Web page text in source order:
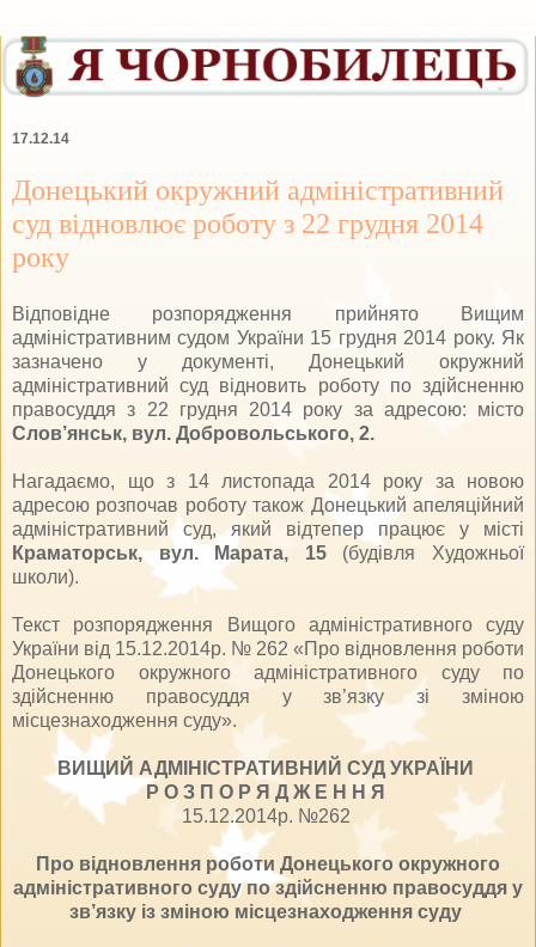
17.12.14
Донецький окружний адміністративний
суд відновлює роботу з 22 грудня 2014
року
Відповідне розпорядження прийнято Вищим
адміністративним судом України 15 грудня 2014 року. Як
зазначено у документі, Донецький окружний
адміністративний суд відновить роботу по здійсненню
правосуддя з 22 грудня 2014 року за адресою: місто
Слов’янськ, вул. Добровольського, 2.
Нагадаємо, що з 14 листопада 2014 року за новою
адресою розпочав роботу також Донецький апеляційний
адміністративний суд, який відтепер працює у місті
Краматорськ, вул. Марата, 15 (будівля Художньої
школи).
Текст розпорядження Вищого адміністративного суду
України від 15.12.2014р. № 262 «Про відновлення роботи
Донецького окружного адміністративного суду по
здійсненню правосуддя у зв’язку зі зміною
місцезнаходження суду».
ВИЩИЙ АДМІНІСТРАТИВНИЙ СУД УКРАЇНИ
Р О З П О Р Я Д Ж Е Н Н Я
15.12.2014р. №262
Про відновлення роботи Донецького окружного
адміністративного суду по здійсненню правосуддя у
зв’язку із зміною місцезнаходження суду